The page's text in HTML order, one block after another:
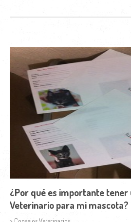
¿Por qué es importante tener
Veterinario para mi mascota?